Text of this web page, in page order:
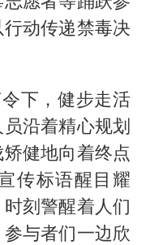
97岁英国奶奶飞上天再破吉尼斯纪录
动传递禁毒决
下，健步走活
沿着精心规划
健地向着终点
传标语醒目耀
刻警醒着人们
与者们一边欣